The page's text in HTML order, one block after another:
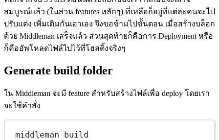
สมบูรณ์แล้ว (ในส่วน features หลักๆ) ที่เหลือก็อยู่ที่แต่ละคนจะไป
ปรับแต่ง เพิ่มเติมกันเอาเอง จึงขอข้ามไปขั้นตอน เมื่อสร้างบล็อก
ด้วย Middleman เสร็จแล้ว ส่วนสุดท้ายก็คือการ Deployment หรือ
ก็คืออัพโหลดไฟล์ไปไว้ที่โฮสติ้งจริงๆ
Generate build folder
ใน Middleman จะมี feature สำหรับสร้างไฟล์เพื่อ deploy โดยเรา
จะใช้คำสั่ง
middleman build